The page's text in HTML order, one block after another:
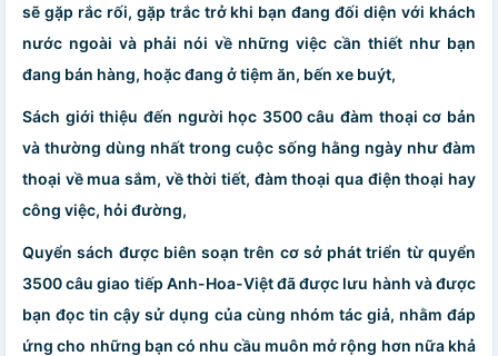
sẽ gặp rắc rối, gặp trắc trở khi bạn đang đối diện với khách
nước ngoài và phải nói về những việc cần thiết như bạn
đang bán hàng, hoặc đang ở tiệm ăn, bến xe buýt,
Sách giới thiệu đến người học 3500 câu đàm thoại cơ bản
và thường dùng nhất trong cuộc sống hằng ngày như đàm
thoại về mua sắm, về thời tiết, đàm thoại qua điện thoại hay
công việc, hỏi đường,
Quyển sách được biên soạn trên cơ sở phát triển từ quyển
3500 câu giao tiếp Anh-Hoa-Việt đã được lưu hành và được
bạn đọc tin cậy sử dụng của cùng nhóm tác giả, nhằm đáp
ứng cho những bạn có nhu cầu muôn mở rộng hơn nữa khả